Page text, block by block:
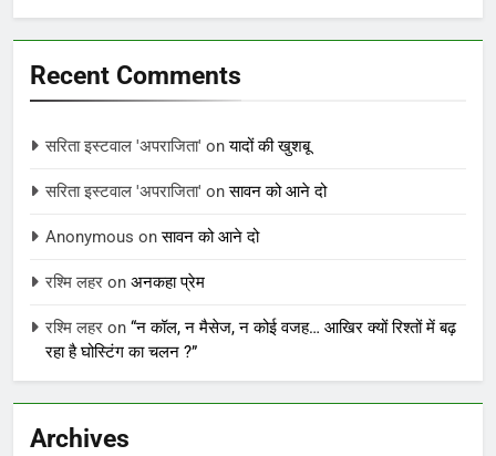
Recent Comments
सरिता इस्टवाल 'अपराजिता' onयादों की खुशबू
सरिता इस्टवाल 'अपराजिता' onसावन को आने दो
Anonymous onसावन को आने दो
रश्मि लहर on अनकहा प्रेम
रश्मि लहर on “न कॉल, न मैसेज, न कोई वजह… आखिर क्यों रिश्तों में बढ़
रहा है घोस्टिंग का चलन ?”
Archives